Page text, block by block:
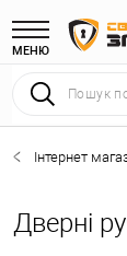
МЕНЮ
Інтернет
Дверні